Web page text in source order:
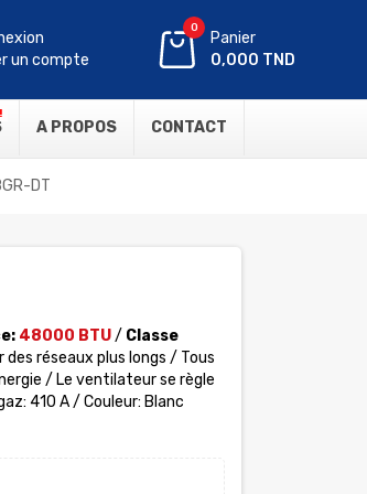
un compte
0
Panier
0,000 TND
A PROPOS CONTACT
DT
48000 BTU/ Classe
réseaux plus longs / Tous
/ Le ventilateur se règle
410 A / Couleur: Blanc